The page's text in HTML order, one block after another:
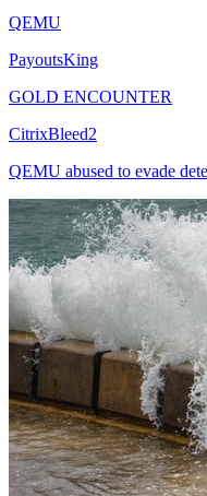
QEMU
PayoutsKing
GOLD ENCOUNTER
CitrixBleed2
QEMU abused to evade